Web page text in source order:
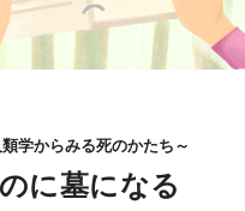
学からみる死のかたち～
に墓になる